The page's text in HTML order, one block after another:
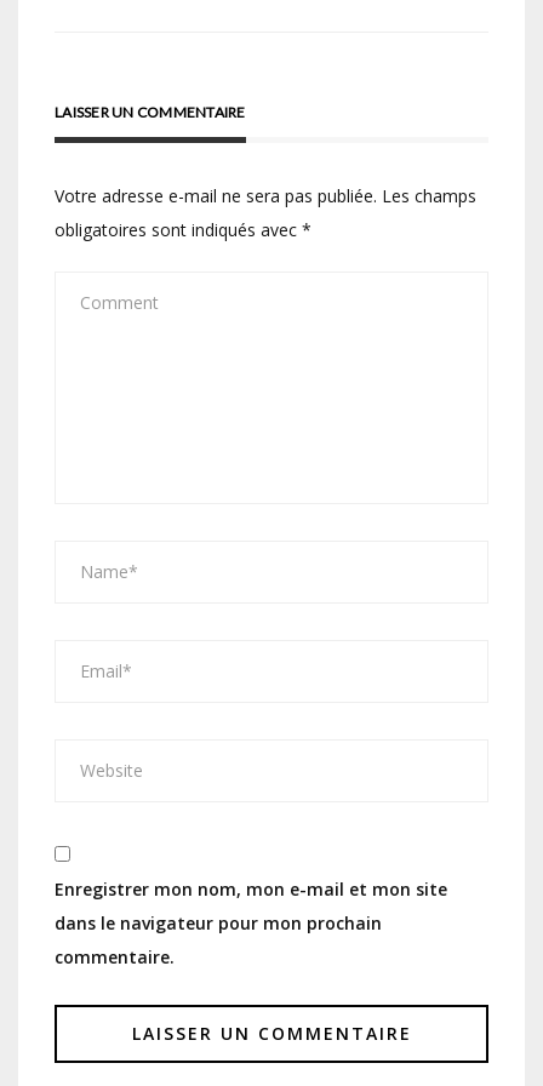
LAISSER UN COMMENTAIRE
Votre adresse e-mail ne sera pas publiée. Les champs
obligatoires sont indiqués avec *
Enregistrer mon nom, mon e-mail et mon site
dans le navigateur pour mon prochain
commentaire.